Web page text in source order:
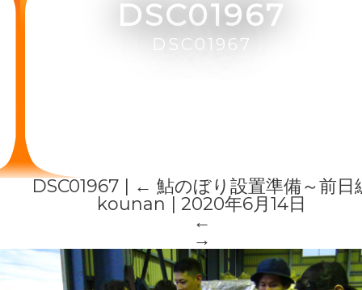
DSC01967
DSC01967 ← 鮎のぼり設置準備～前日
kounan
|2020年6月14日
←
→